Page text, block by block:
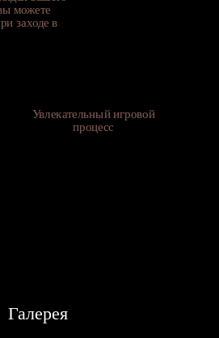
можете
заходе в
Увлекательный игровой
процесс